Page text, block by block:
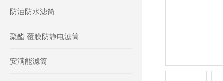
防油防水滤筒
聚酯 覆膜防静电滤筒
安满能滤筒